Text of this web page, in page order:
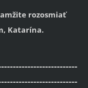
rozosmiať
Katarína.